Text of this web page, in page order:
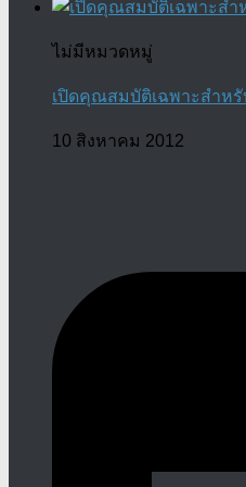
ไม่มีหมวดหมู่
เปิดคุณสมบัติเฉพาะสำห
10 สิงหาคม 2012